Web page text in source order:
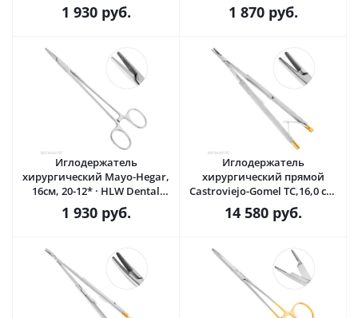
(Германия)
1 930руб. (Германия)
1 870руб.
Иглодержатель
хирургический Mayo-Hegar,
16см, 20-12* · HLW Dental
(Германия)
1 930руб.
Иглодержатель
хирургический прямой
Castroviejo-Gomel TC,16,0 см,
20-30* · HLW Dental
(Германия)
14 580руб.